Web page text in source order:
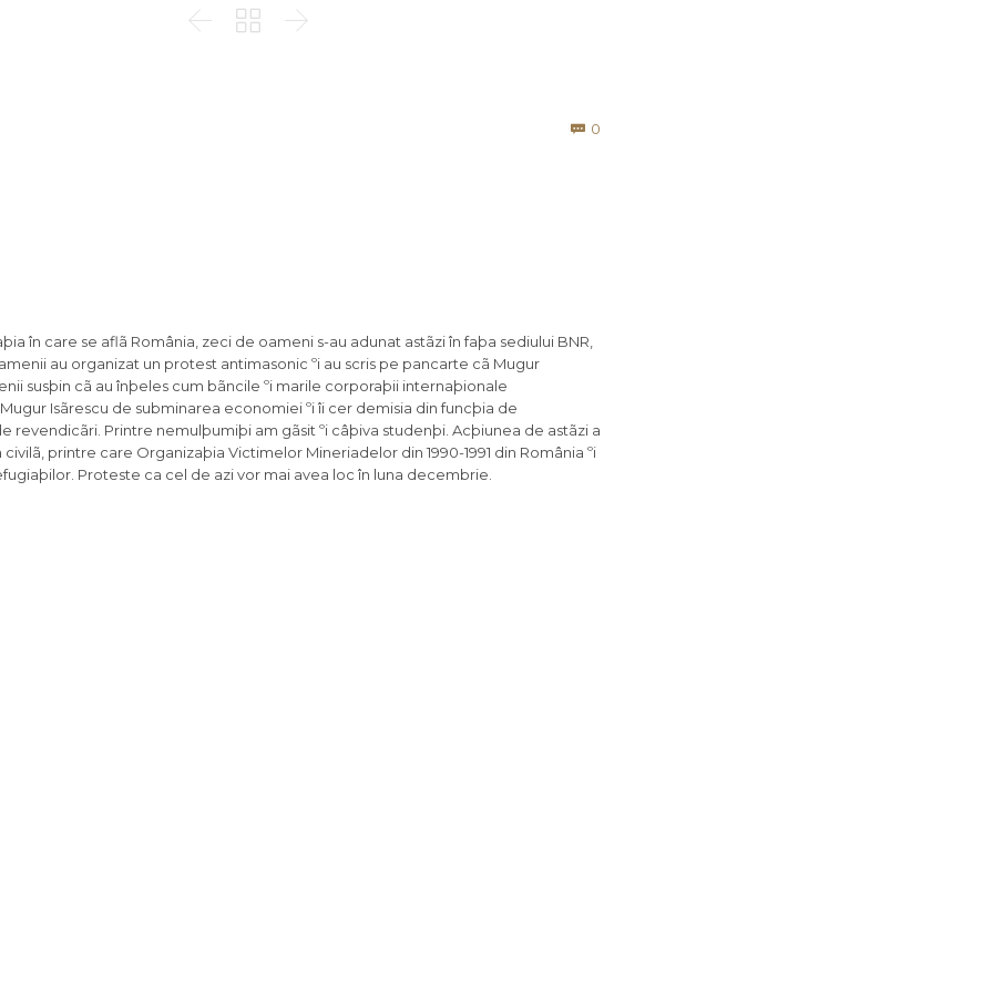
  
 0
în care se aflã România, zeci de oameni s-au adunat astãzi în faþa sediului BNR,
au organizat un protest antimasonic ºi au scris pe pancarte cã Mugur
susþin cã au înþeles cum bãncile ºi marile corporaþii internaþionale
Isãrescu de subminarea economiei ºi îi cer demisia din funcþia de
revendicãri. Printre nemulþumiþi am gãsit ºi câþiva studenþi. Acþiunea de astãzi a
printre care Organizaþia Victimelor Mineriadelor din 1990-1991 din România ºi
Proteste ca cel de azi vor mai avea loc în luna decembrie.